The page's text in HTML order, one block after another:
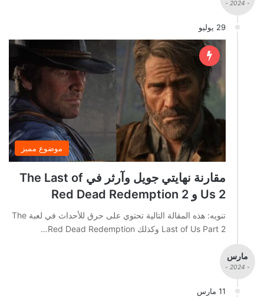
- 2024 -
29 يوليو
موضوع مميز
مقارنة نهايتي جويل وآرثر في The Last of
Us 2 و Red Dead Redemption 2
تنويه: هذه المقالة التالية تحتوي على حرق للأحداث في لعبة The
Last of Us Part 2 وكذلك Red Dead Redemption…
مارس
- 2024 -
11 مارس